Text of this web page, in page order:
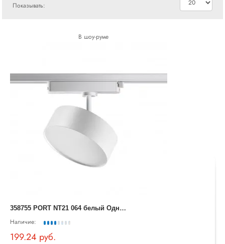
Показывать:
В шоу-руме
3
58755 PORT NT21 064 белый Однофазный трековый светодиодный светильник IP20 LED 24W 4000K 2100Лм 100-265V PROMETA
Наличие:
199.24 руб.